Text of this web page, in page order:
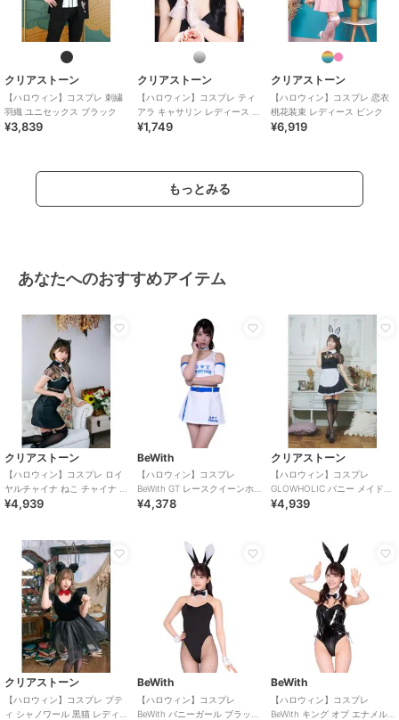
クリアストーン
【ハロウィン】コスプレ 刺繍
羽織 ユニセックス ブラック
¥3,839
クリアストーン
【ハロウィン】コスプレ ティ
アラ キャサリン レディース シ
ルバー
¥1,749
クリアストーン
【ハロウィン】コスプレ 恋衣
桃花装束 レディース ピンク
¥6,919
もっとみる
あなたへのおすすめアイテム
クリアストーン
【ハロウィン】コスプレ ロイ
ヤルチャイナ ねこ チャイナ ビ
ター レディース ブラック
¥4,939
BeWith
【ハロウィン】コスプレ
BeWith GT レースクイーンホ
ワイト かわいい
¥4,378
クリアストーン
【ハロウィン】コスプレ
GLOWHOLIC バニー メイド
レディース ブラック
¥4,939
クリアストーン
【ハロウィン】コスプレ プテ
ィ シャノワール 黒猫 レディー
BeWith
【ハロウィン】コスプレ
BeWith バニーガール ブラック
BeWith
【ハロウィン】コスプレ
BeWith キング オブ エナメル